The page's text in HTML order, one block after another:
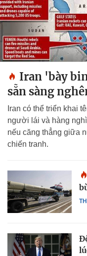
Iran 'bày
sẵn sàng
Iran có thể triển khai
người lái và hàng
nếu căng thẳng giữa
chiến tranh.